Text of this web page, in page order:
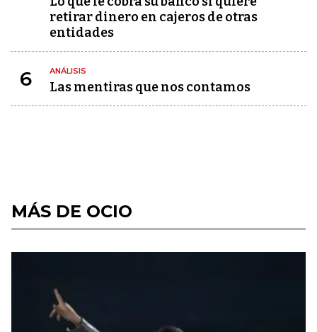
retirar dinero en cajeros de otras
entidades
6 ANÁLISIS
Las mentiras que nos contamos
MÁS DE OCIO